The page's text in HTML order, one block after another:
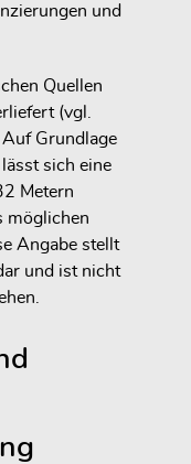
und
Quellen
(vgl.
Auf Grundlage
sich eine
Metern
möglichen
Angabe stellt
und ist nicht